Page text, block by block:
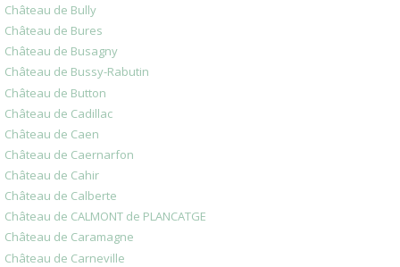
Château de Bully
Château de Bures
Château de Busagny
Château de Bussy-Rabutin
Château de Button
Château de Cadillac
Château de Caen
Château de Caernarfon
Château de Cahir
Château de Calberte
Château de CALMONT de PLANCATGE
Château de Caramagne
Château de Carneville